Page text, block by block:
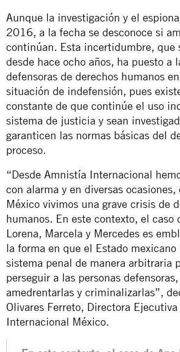
Aunque la investigación y el
2016, a la fecha se desconoce si
continúan. Esta incertidumbre, que
desde hace ocho años, ha puesto a
defensoras de derechos humanos
situación de indefensión, pues
constante de que continúe el uso
sistema de justicia y sean
garanticen las normas básicas del
proceso.
“Desde Amnistía Internacional
con alarma y en diversas ocasiones,
México vivimos una grave crisis de
humanos. En este contexto, el caso
Lorena, Marcela y Mercedes es
la forma en que el Estado mexicano
sistema penal de manera arbitraria
perseguir a las personas defensoras,
amedrentarlas y criminalizarlas”,
Olivares Ferreto, Directora
Internacional México.